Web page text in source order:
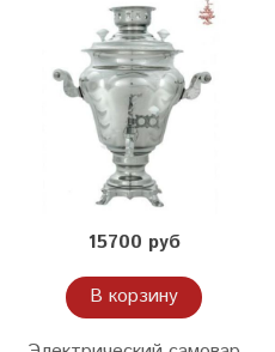
15700 руб
В корзину